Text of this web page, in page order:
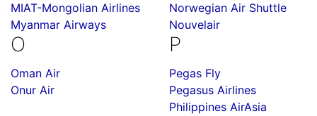
MIAT-Mongolian Airlines
Myanmar Airways
Norwegian Air Shuttle
Nouvelair
O
Oman Air
Onur Air
P
Pegas Fly
Pegasus Airlines
Philippines AirAsia